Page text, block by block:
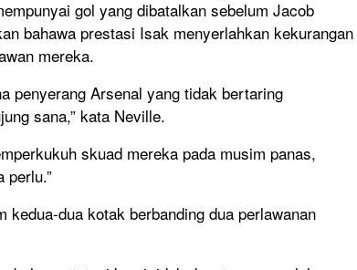
gol yang dibatalkan sebelum Jacob
bahawa prestasi Isak menyerlahkan kekurangan
mereka.
penyerang Arsenal yang tidak bertaring
sana,” kata Neville.
skuad mereka pada musim panas,
perlu.”
dua kotak berbanding dua perlawanan